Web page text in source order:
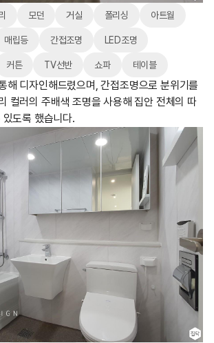
모던 거실 폴리싱 아트월
매립등 간접조명 LED조명
커튼 TV선반 쇼파 테이블
해 디자인해드렸으며, 간접조명으로 분위기를
컬러의 주배색 조명을 사용해 집안 전체의 따
도록 했습니다.